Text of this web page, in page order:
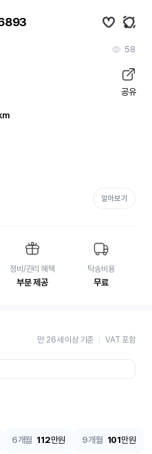
58
공유
알아보기
정비/관리 혜택
부분 제공
탁송비용
무료
만 26세 이상 기준 VAT 포함
6개월 112만원 9개월 101만원